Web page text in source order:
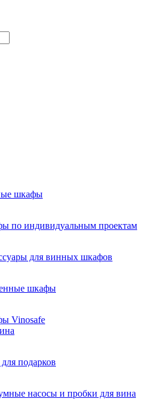
шкафы
по индивидуальным проектам
для винных шкафов
шкафы
Vinosafe
подарков
насосы и пробки для вина